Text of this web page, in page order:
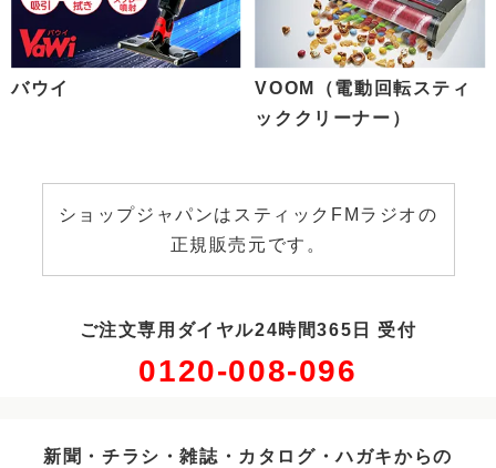
バウイ
VOOM（電動回転スティ
ッククリーナー）
ショップジャパンはスティックFMラジオの
正規販売元です。
ご注文専用ダイヤル24時間365日 受付
0120-008-096
新聞・チラシ・雑誌・カタログ・ハガキからの